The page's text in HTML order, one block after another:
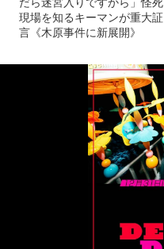
現場を知るキーマンが重大証
言《木原事件に新展開》